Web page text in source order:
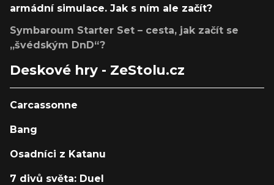
armádní simulace. Jak s ním ale začít?
Symbaroum Starter Set – cesta, jak začít se
„švédským DnD“?
Deskové hry - ZeStolu.cz
Carcassonne
Bang
Osadníci z Katanu
7 divů světa: Duel